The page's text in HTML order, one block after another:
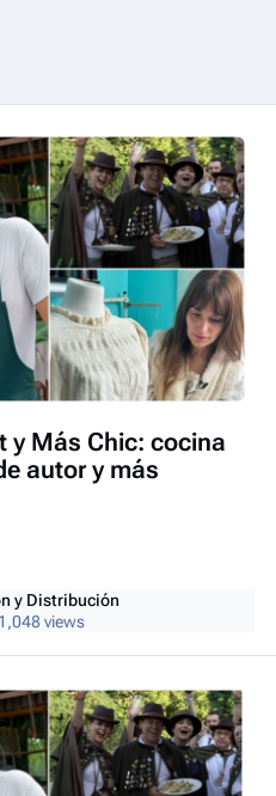
y Más Chic: cocina
autor y más
y Distribución
1,048 views